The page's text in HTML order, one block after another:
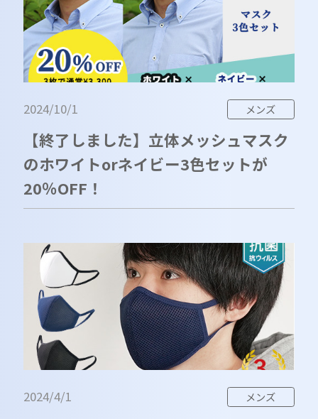
【終了しました】立体メッシュマスク
のホワイトorネイビー3色セットが
20％OFF！
2024/10/1 メンズ
2024/4/1 メンズ